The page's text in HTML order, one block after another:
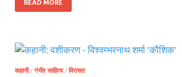
READ MORE
कहानी/ गंभीर साहित्य/ विरासत